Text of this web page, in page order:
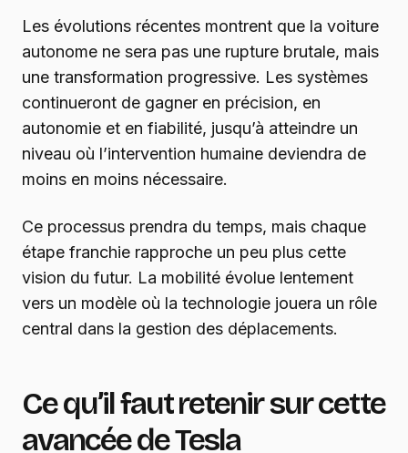
Les évolutions récentes montrent que la voiture
autonome ne sera pas une rupture brutale, mais
une transformation progressive. Les systèmes
continueront de gagner en précision, en
autonomie et en fiabilité, jusqu’à atteindre un
niveau où l’intervention humaine deviendra de
moins en moins nécessaire.
Ce processus prendra du temps, mais chaque
étape franchie rapproche un peu plus cette
vision du futur. La mobilité évolue lentement
vers un modèle où la technologie jouera un rôle
central dans la gestion des déplacements.
Ce qu’il faut retenir sur cette
avancée de Tesla